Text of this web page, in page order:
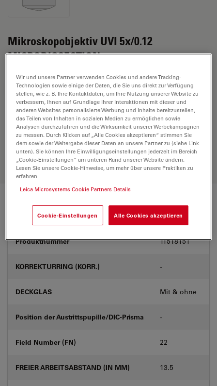
Mikroskopobjektiv UVI 5x/0.12
MICRODISSECTION
ANGEBOT ANFORDERN
Entdecken Sie die perfekte Lösung.
Erkunden Sie unseren Objective
Finder, vergleichen Sie Alternativen
und finden Sie die beste Lösung für
Ihre Anforderungen.
Technische Daten
Produktnummer 11518151
KORREKTURRING (KORR.) -
DECKGLAS Mit & ohne
Position der Austrittspupille/DIC-Prisma -
Field Number (FN) 22
FREIER ARBEITSABSTAND (IN MM) 13.5
Wir und unsere Partner verwenden Cookies und andere Tracking-
Technologien sowie einige der Daten, die Sie uns direkt zur Verfügung
stellen, wie z. B. Ihre Kontaktdaten, um Ihre Nutzung unserer Website zu
verbessern, Ihnen auf Grundlage Ihrer Interaktionen mit dieser und
anderen Websites personalisierte Werbung und Inhalte bereitzustellen,
das Teilen von Inhalten in sozialen Medien zu ermöglichen sowie
Analysen durchzuführen und die Wirksamkeit unserer Werbekampagnen
zu messen. Durch Klicken auf „Alle Cookies akzeptieren“ stimmen Sie
dem sowie der Weitergabe dieser Daten an unsere Partner zu (siehe Link
unten). Sie können Ihre Einwilligungseinstellungen jederzeit im Bereich
„Cookie-Einstellungen“ am unteren Rand unserer Website ändern.
Lesen Sie unsere Cookie-Hinweise, um mehr über unsere Praktiken zu
erfahren
Leica Microsystems Cookie Partners Details
Cookie-Einstellungen Alle Cookies akzeptieren